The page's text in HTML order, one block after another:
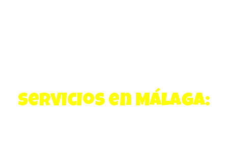
Servicios en Málaga: